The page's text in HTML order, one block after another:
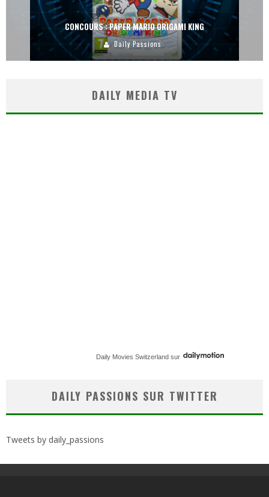
CONCOURS : PAPER MARIO ORIGAMI KING
Daily Passions
DAILY MEDIA TV
Daily Movies Switzerland sur
DAILY PASSIONS SUR TWITTER
Tweets by daily_passions